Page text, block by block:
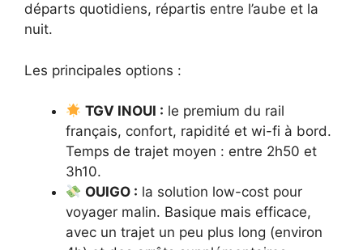
départs quotidiens, répartis entre l’aube et la
nuit.
Les principales options :
TGV INOUI : le premium du rail
français, confort, rapidité et wi-fi à bord.
Temps de trajet moyen : entre 2h50 et
3h10.
OUIGO : la solution low-cost pour
voyager malin. Basique mais efficace,
avec un trajet un peu plus long (environ